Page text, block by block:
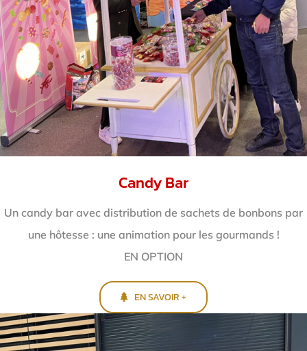
Candy Bar
Un candy bar avec distribution de sachets de bonbons par
une hôtesse : une animation pour les gourmands !
EN OPTION
EN SAVOIR +